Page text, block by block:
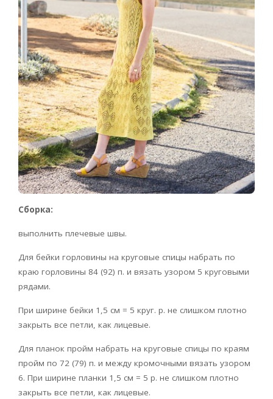
Сборка:
выполнить плечевые швы.
Для бейки горловины на круговые спицы набрать по
краю горловины 84 (92) п. и вязать узором 5 круговыми
рядами.
При ширине бейки 1,5 см = 5 круг. р. не слишком плотно
закрыть все петли, как лицевые.
Для планок пройм набрать на круговые спицы по краям
пройм по 72 (79) п. и между кромочными вязать узором
6. При ширине планки 1,5 см = 5 р. не слишком плотно
закрыть все петли, как лицевые.